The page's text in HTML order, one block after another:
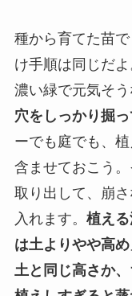
種から育てた苗
け手順は同じだよ
濃い緑で元気そ
穴をしっかり掘
ーでも庭でも、
含ませておこう
取り出して、崩
入れます。 植える
は土よりやや高
土と同じ高さか